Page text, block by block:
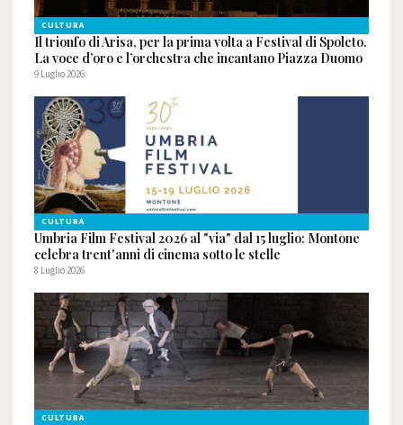
CULTURA
Il trionfo di Arisa, per la prima volta a Festival di Spoleto.
La voce d’oro e l’orchestra che incantano Piazza Duomo
9 Luglio 2026
CULTURA
Umbria Film Festival 2026 al "via" dal 15 luglio: Montone
celebra trent'anni di cinema sotto le stelle
8 Luglio 2026
CULTURA